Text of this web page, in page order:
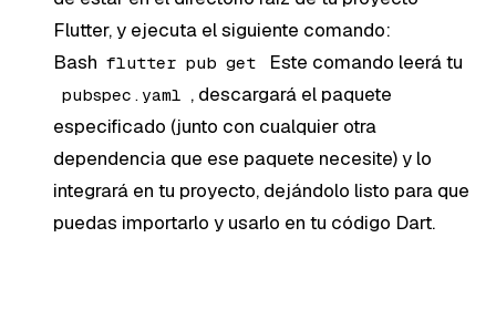
Flutter, y ejecuta el siguiente comando:
Bash flutter pub get Este comando leerá tu
pubspec.yaml , descargará el paquete
especificado (junto con cualquier otra
dependencia que ese paquete necesite) y lo
integrará en tu proyecto, dejándolo listo para que
puedas importarlo y usarlo en tu código Dart.